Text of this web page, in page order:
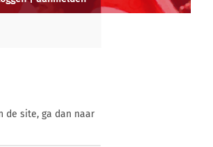
de site, ga dan naar